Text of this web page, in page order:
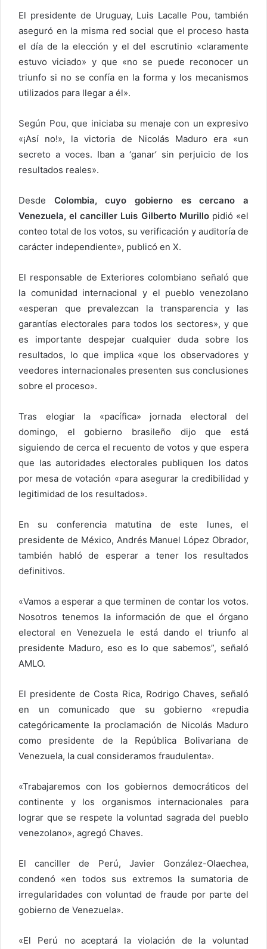
El presidente de Uruguay, Luis Lacalle Pou, también
aseguró en la misma red social que el proceso hasta
el día de la elección y el del escrutinio «claramente
estuvo viciado» y que «no se puede reconocer un
triunfo si no se confía en la forma y los mecanismos
utilizados para llegar a él».
Según Pou, que iniciaba su menaje con un expresivo
«¡Así no!», la victoria de Nicolás Maduro era «un
secreto a voces. Iban a ‘ganar’ sin perjuicio de los
resultados reales».
Desde Colombia, cuyo gobierno es cercano a
Venezuela, el canciller Luis Gilberto Murillopidió «el
conteo total de los votos, su verificación y auditoría de
carácter independiente», publicó en X.
El responsable de Exteriores colombiano señaló que
la comunidad internacional y el pueblo venezolano
«esperan que prevalezcan la transparencia y las
garantías electorales para todos los sectores», y que
es importante despejar cualquier duda sobre los
resultados, lo que implica «que los observadores y
veedores internacionales presenten sus conclusiones
sobre el proceso».
Tras elogiar la «pacífica» jornada electoral del
domingo, el gobierno brasileño dijo que está
siguiendo de cerca el recuento de votos y que espera
que las autoridades electorales publiquen los datos
por mesa de votación «para asegurar la credibilidad y
legitimidad de los resultados».
En su conferencia matutina de este lunes, el
presidente de México, Andrés Manuel López Obrador,
también habló de esperar a tener los resultados
definitivos.
«Vamos a esperar a que terminen de contar los votos.
Nosotros tenemos la información de que el órgano
electoral en Venezuela le está dando el triunfo al
presidente Maduro, eso es lo que sabemos”, señaló
AMLO.
El presidente de Costa Rica, Rodrigo Chaves, señaló
en un comunicado que su gobierno «repudia
categóricamente la proclamación de Nicolás Maduro
como presidente de la República Bolivariana de
Venezuela, la cual consideramos fraudulenta».
«Trabajaremos con los gobiernos democráticos del
continente y los organismos internacionales para
lograr que se respete la voluntad sagrada del pueblo
venezolano», agregó Chaves.
El canciller de Perú, Javier González-Olaechea,
condenó «en todos sus extremos la sumatoria de
irregularidades con voluntad de fraude por parte del
gobierno de Venezuela».
«El Perú no aceptará la violación de la voluntad